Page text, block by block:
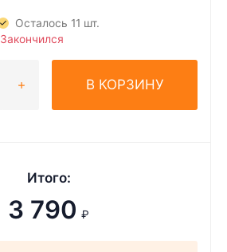
Осталось 11 шт.
Закончился
В КОРЗИНУ
Итого:
3 790 ₽